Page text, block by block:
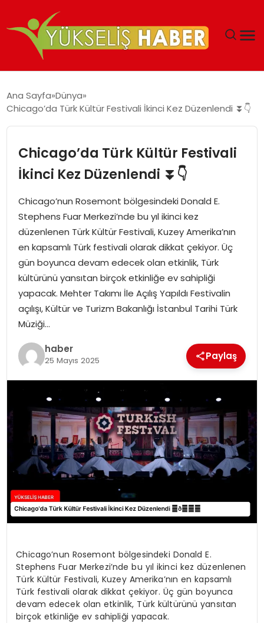
MALIYETLERINI AZALTIYOR’
Ana Sayfa Dünya
Chicago’da Türk Kültür Festivali İkinci Kez Düzenlendi ⏬👇
Chicago’da Türk Kültür Festivali
İkinci Kez Düzenlendi ⏬👇
Chicago’nun Rosemont bölgesindeki Donald E.
Stephens Fuar Merkezi’nde bu yıl ikinci kez
düzenlenen Türk Kültür Festivali, Kuzey Amerika’nın
en kapsamlı Türk festivali olarak dikkat çekiyor. Üç
gün boyunca devam edecek olan etkinlik, Türk
kültürünü yansıtan birçok etkinliğe ev sahipliği
yapacak. Mehter Takımı İle Açılış Yapıldı Festivalin
açılışı, Kültür ve Turizm Bakanlığı İstanbul Tarihi Türk
Müziği…
haber
25 Mayıs 2025 Paylaş
Chicago’nun Rosemont bölgesindeki Donald E.
Stephens Fuar Merkezi’nde bu yıl ikinci kez düzenlenen
Türk Kültür Festivali, Kuzey Amerika’nın en kapsamlı
Türk festivali olarak dikkat çekiyor. Üç gün boyunca
devam edecek olan etkinlik, Türk kültürünü yansıtan
birçok etkinliğe ev sahipliği yapacak.